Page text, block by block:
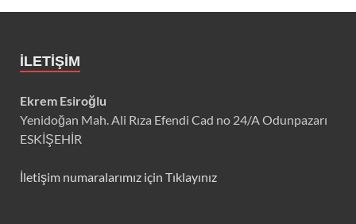
İLETIŞIM
Ekrem Esiroğlu
Yenidoğan Mah. Ali Rıza Efendi Cad no 24/A Odunpazarı
ESKİŞEHİR
İletişim numaralarımız için Tıklayınız